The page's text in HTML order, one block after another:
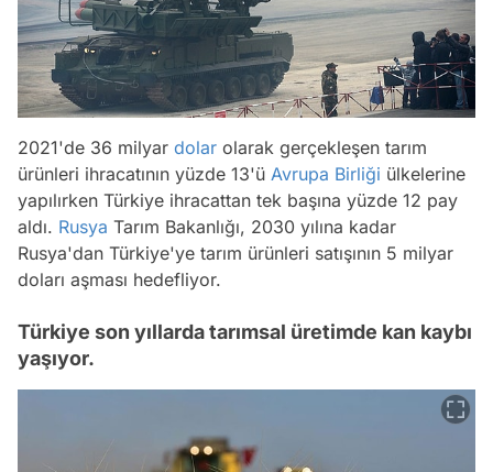
2021'de 36 milyar dolar olarak gerçekleşen tarım
ürünleri ihracatının yüzde 13'ü Avrupa Birliği ülkelerine
yapılırken Türkiye ihracattan tek başına yüzde 12 pay
aldı. Rusya Tarım Bakanlığı, 2030 yılına kadar
Rusya'dan Türkiye'ye tarım ürünleri satışının 5 milyar
doları aşması hedefliyor.
Türkiye son yıllarda tarımsal üretimde kan kaybı
yaşıyor.